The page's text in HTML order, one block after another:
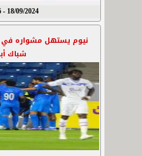
18/09/2024 - 8:06 م
نيوم يستهل مشواره في
شباك